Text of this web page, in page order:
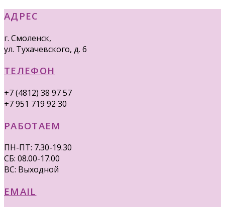
АДРЕС
г. Смоленск,
ул. Тухачевского, д. 6
ТЕЛЕФОН
+7 (4812) 38 97 57
+7 951 719 92 30
РАБОТАЕМ
ПН-ПТ: 7.30-19.30
СБ: 08.00-17.00
ВС: Выходной
EMAIL